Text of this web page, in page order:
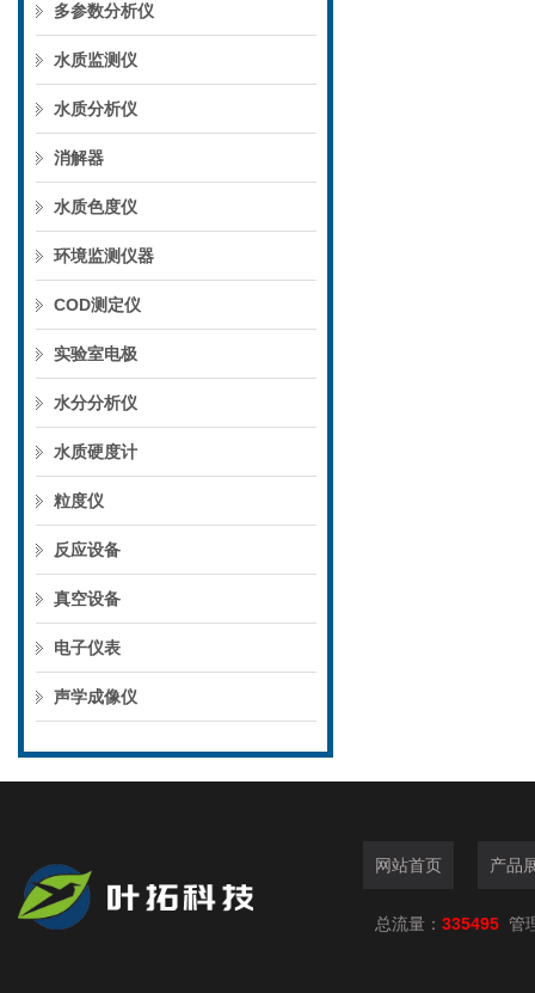
多参数分析仪
水质监测仪
水质分析仪
消解器
水质色度仪
环境监测仪器
COD测定仪
实验室电极
水分分析仪
水质硬度计
粒度仪
反应设备
真空设备
电子仪表
声学成像仪
网站首页 产品
总流量： 335495 管